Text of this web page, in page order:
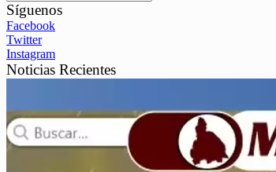
Síguenos
Facebook
Twitter
Instagram
Noticias Recientes